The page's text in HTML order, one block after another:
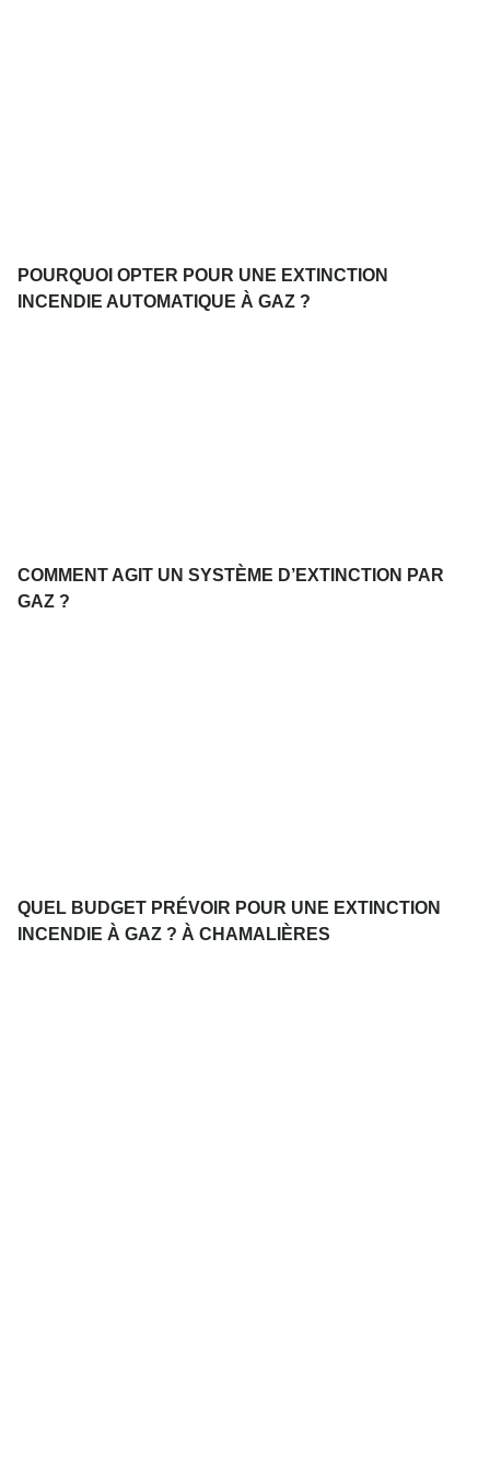
POURQUOI OPTER POUR UNE EXTINCTION
INCENDIE AUTOMATIQUE À GAZ ?
COMMENT AGIT UN SYSTÈME D’EXTINCTION PAR
GAZ ?
QUEL BUDGET PRÉVOIR POUR UNE EXTINCTION
INCENDIE À GAZ ? À CHAMALIÈRES